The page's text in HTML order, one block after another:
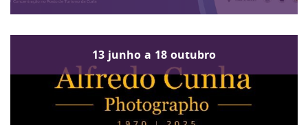
13 junho a 18 outubro